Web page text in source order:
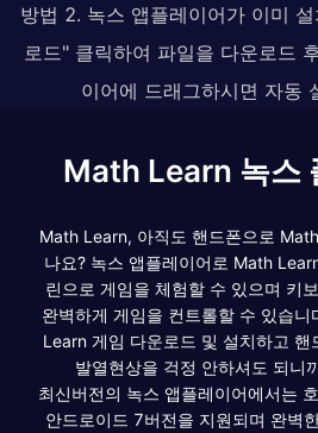
방법 2. 녹스 앱플레이어가 이미
로드" 클릭하여 파일을 다운로드
이어에 드래그하시면 자동
Math Learn 녹스
Math Learn, 아직도 핸드폰으로
나요? 녹스 앱플레이어로 Math
린으로 게임을 체험할 수 있으며 키
완벽하게 게임을 컨트롤할 수 있습
Learn 게임 다운로드 및 설치하고 핸
발열현상을 걱정 안하셔도 되니
최신버전의 녹스 앱플레이어에서는
안드로이드 7버전을 지원되며 완벽